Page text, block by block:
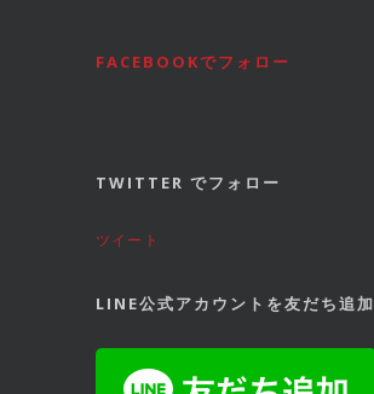
FACEBOOKでフォロー
TWITTER でフォロー
ツイート
LINE公式アカウントを友だち追加